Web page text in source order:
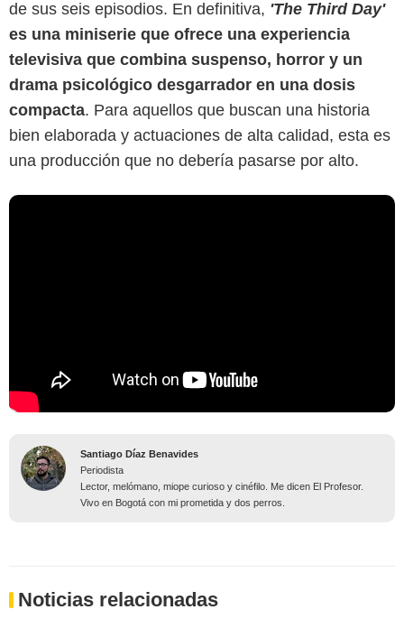
de sus seis episodios. En definitiva, 'The Third Day'
es una miniserie que ofrece una experiencia
televisiva que combina suspenso, horror y un
drama psicológico desgarrador en una dosis
compacta. Para aquellos que buscan una historia
bien elaborada y actuaciones de alta calidad, esta es
una producción que no debería pasarse por alto.
Santiago Díaz Benavides
Periodista
Lector, melómano, miope curioso y cinéfilo. Me dicen El Profesor.
Vivo en Bogotá con mi prometida y dos perros.
Noticias relacionadas